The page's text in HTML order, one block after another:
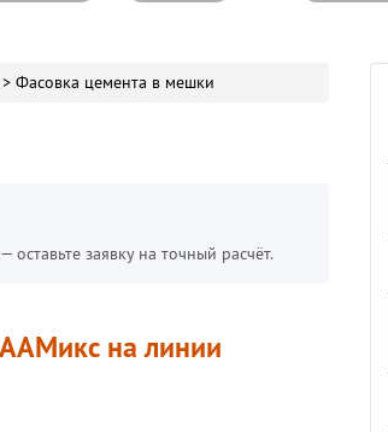
> Фасовка цемента в мешки
заявку на точный расчёт.
на линии